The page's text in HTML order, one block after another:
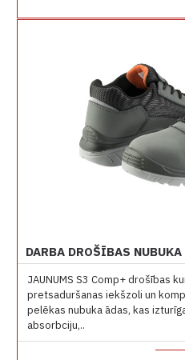
JAUNUMS S3 Comp+ drošības
pretsaduršanas iekšzoli un
pelēkas nubuka ādas, kas
absorbciju,..